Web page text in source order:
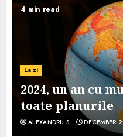
4 min read
La zi
2024, un an cu
toate planurile
ALEXANDRU S. DECEMBER